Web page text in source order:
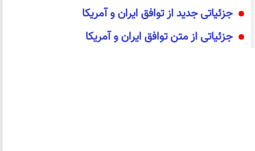
جزئیاتی جدید از توافق ایران و آمریکا
جزئیاتی از متن توافق ایران و آمریکا